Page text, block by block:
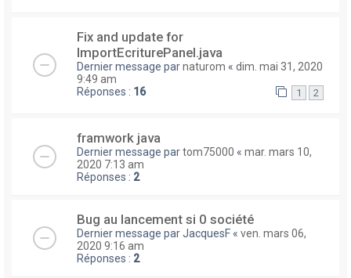
Fix and update for
ImportEcriturePanel.java
Dernier message parnaturom « dim. mai 31, 2020
9:49 am
Réponses : 16 1 2
framwork java
Dernier message partom75000 « mar. mars 10,
2020 7:13 am
Réponses : 2
Bug au lancement si 0 société
Dernier message parJacquesF « ven. mars 06,
2020 9:16 am
Réponses : 2